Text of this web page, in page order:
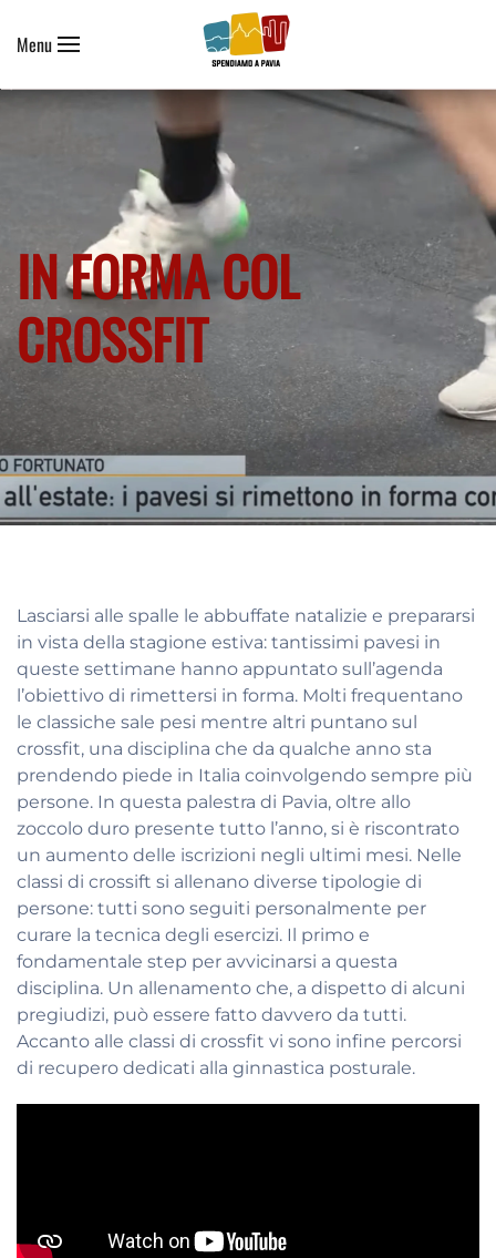
Skip to main content
Menu
IN FORMA COL
CROSSFIT
Lasciarsi alle spalle le abbuffate natalizie e prepararsi
in vista della stagione estiva: tantissimi pavesi in
queste settimane hanno appuntato sull’agenda
l’obiettivo di rimettersi in forma. Molti frequentano
le classiche sale pesi mentre altri puntano sul
crossfit, una disciplina che da qualche anno sta
prendendo piede in Italia coinvolgendo sempre più
persone. In questa palestra di Pavia, oltre allo
zoccolo duro presente tutto l’anno, si è riscontrato
un aumento delle iscrizioni negli ultimi mesi. Nelle
classi di crossift si allenano diverse tipologie di
persone: tutti sono seguiti personalmente per
curare la tecnica degli esercizi. Il primo e
fondamentale step per avvicinarsi a questa
disciplina. Un allenamento che, a dispetto di alcuni
pregiudizi, può essere fatto davvero da tutti.
Accanto alle classi di crossfit vi sono infine percorsi
di recupero dedicati alla ginnastica posturale.